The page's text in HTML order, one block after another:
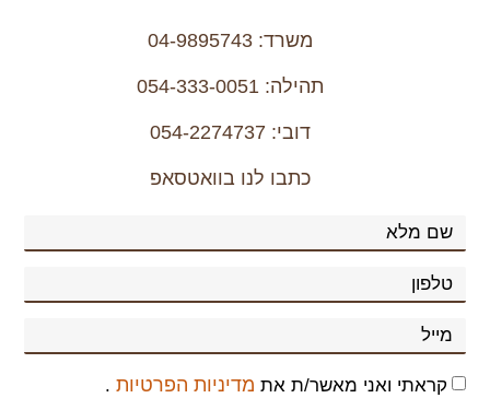
משרד: 04-9895743
⁦דובי: 054-2274737
כתבו לנו בוואטסאפ
קראתי ואני מאשר/ת את מדיניות הפרטיות .